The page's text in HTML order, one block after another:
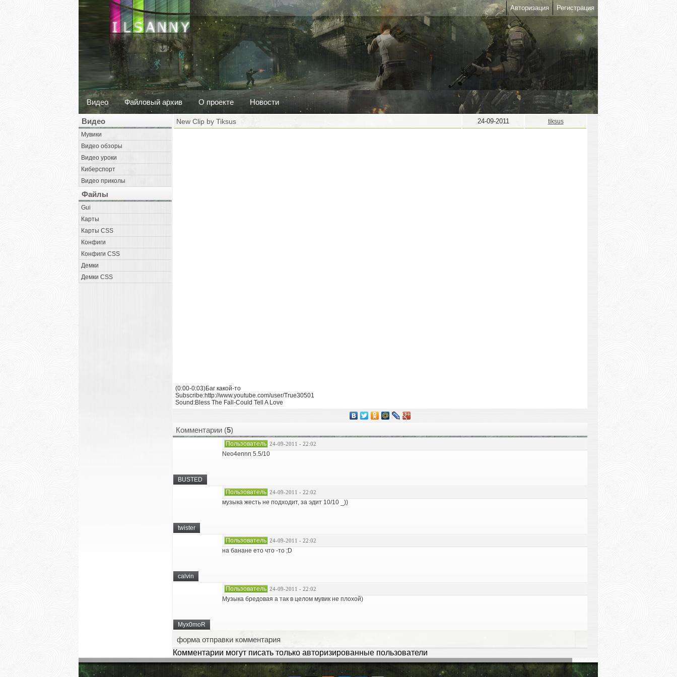
Авторизация Регистрация
Видео Файловый архив О проекте Новости
Видео
Мувики
Видео обзоры
Видео уроки
Киберспорт
Видео приколы
Файлы
Gui
Карты
Карты CSS
Конфиги
Конфиги CSS
Демки
Демки CSS
New Clip by Tiksus 24-09-2011 tiksus
(0:00-0:03)Баг какой-то
Subscribe:http://www.youtube.com/user/True30501
Sound:Bless The Fall-Could Tell A Love
Комментарии (5)
BUSTED
Пользователь 24-09-2011 - 22:02
Neo4ennn 5.5/10
twister
Пользователь 24-09-2011 - 22:02
музыка жесть не подходит, за эдит 10/10 _))
calvin
Пользователь 24-09-2011 - 22:02
на банане ето что -то ;D
Myx0moR
Пользователь 24-09-2011 - 22:02
Музыка бредовая а так в целом мувик не плохой)
форма отправки комментария
Комментарии могут писать только авторизированные пользователи